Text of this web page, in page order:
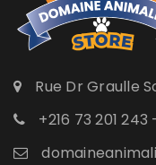
Rue Dr Graulle
+216 73 201 243